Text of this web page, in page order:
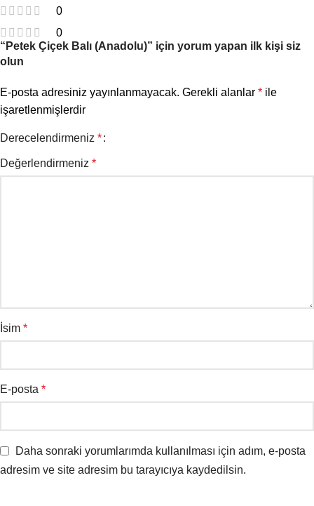
0
0
“Petek Çiçek Balı (Anadolu)” için yorum yapan ilk kişi siz
olun
E-posta adresiniz yayınlanmayacak. Gerekli alanlar * ile
işaretlenmişlerdir
Derecelendirmeniz *
Değerlendirmeniz *
İsim *
E-posta *
Daha sonraki yorumlarımda kullanılması için adım, e-posta
adresim ve site adresim bu tarayıcıya kaydedilsin.